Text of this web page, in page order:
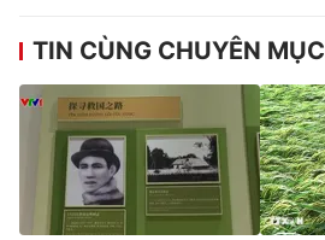
TIN CÙNG CHUYÊN MỤC